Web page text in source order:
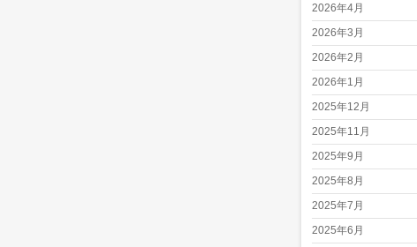
2026年4月
2026年3月
2026年2月
2026年1月
2025年12月
2025年11月
2025年9月
2025年8月
2025年7月
2025年6月